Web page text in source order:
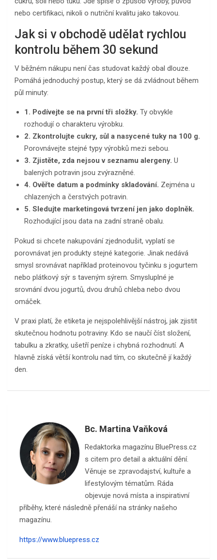
nebo certifikaci, nikoli o nutriční kvalitu jako takovou.
Jak si v obchodě udělat rychlou
kontrolu během 30 sekund
V běžném nákupu není čas studovat každý obal dlouze.
Pomáhá jednoduchý postup, který se dá zvládnout během
půl minuty:
1. Podívejte se na první tři složky. Ty obvykle
rozhodují o charakteru výrobku.
2. Zkontrolujte cukry, sůl a nasycené tuky na 100 g.
Porovnávejte stejné typy výrobků mezi sebou.
3. Zjistěte, zda nejsou v seznamu alergeny. U
balených potravin jsou zvýrazněné.
4. Ověřte datum a podmínky skladování. Zejména u
chlazených a čerstvých potravin.
5. Sledujte marketingová tvrzení jen jako doplněk.
Rozhodující jsou data na zadní straně obalu.
Pokud si chcete nakupování zjednodušit, vyplatí se
porovnávat jen produkty stejné kategorie. Jinak nedává
smysl srovnávat například proteinovou tyčinku s jogurtem
nebo plátkový sýr s taveným sýrem. Smysluplné je
srovnání dvou jogurtů, dvou druhů chleba nebo dvou
omáček.
V praxi platí, že etiketa je nejspolehlivější nástroj, jak zjistit
skutečnou hodnotu potraviny. Kdo se naučí číst složení,
tabulku a zkratky, ušetří peníze i chybná rozhodnutí. A
hlavně získá větší kontrolu nad tím, co skutečně jí každý
den.
Bc. Martina Vaňková
Redaktorka magazínu BluePress.cz
s citem pro detail a aktuální dění.
Věnuje se zpravodajství, kultuře a
lifestylovým tématům. Ráda
objevuje nová místa a inspirativní
příběhy, které následně přenáší na stránky našeho
magazínu.
https://www.bluepress.cz